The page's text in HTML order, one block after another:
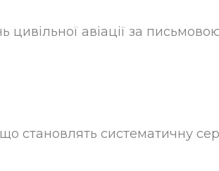
цивільної авіації за
становлять систематичну